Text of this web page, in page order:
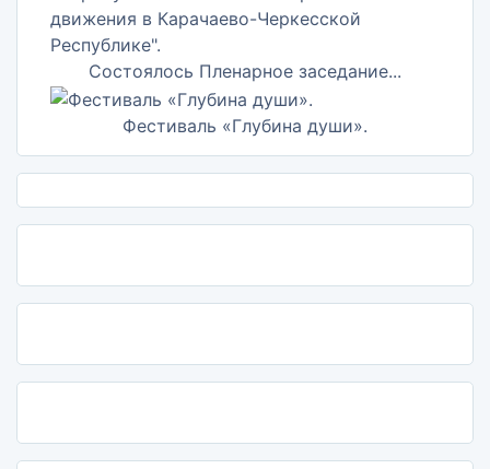
Состоялось Пленарное заседание...
Фестиваль «Глубина души».